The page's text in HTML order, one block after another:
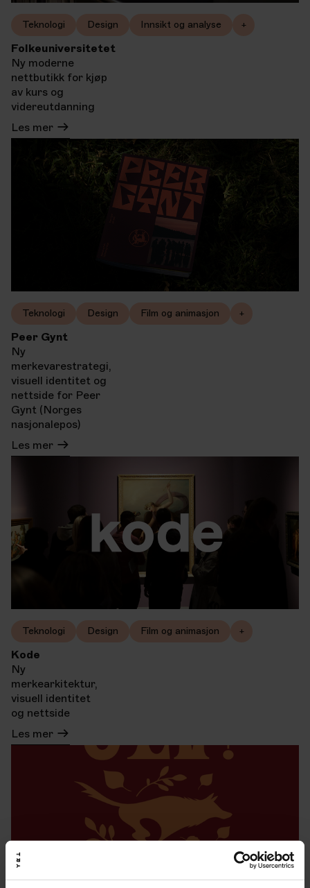
Folkeuniversitetet
Ny moderne
nettbutikk for kjøp
av kurs og
videreutdanning
Teknologi Design Innsikt og analyse +
Les mer
Peer Gynt
Ny
merkevarestrategi,
visuell identitet og
nettside for Peer
Gynt (Norges
nasjonalepos)
Teknologi Design Film og animasjon +
Les mer
Kode
Ny
merkearkitektur,
visuell identitet
og nettside
Teknologi Design Film og animasjon +
Les mer